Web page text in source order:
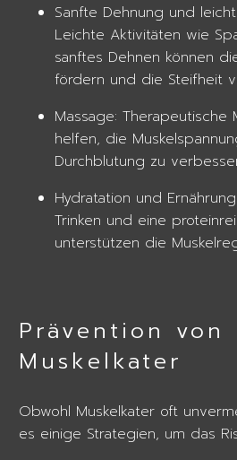
Sanfte Dehnung und
Leichte Aktivitäten wie
sanftes Dehnen können
fördern und die Steifheit
Massage: Therapeutische
helfen, die
Durchblutung zu
Hydratation und
Trinken und eine
unterstützen die
Prävention von
Muskelkater
Obwohl Muskelkater oft
es einige Strategien, um das